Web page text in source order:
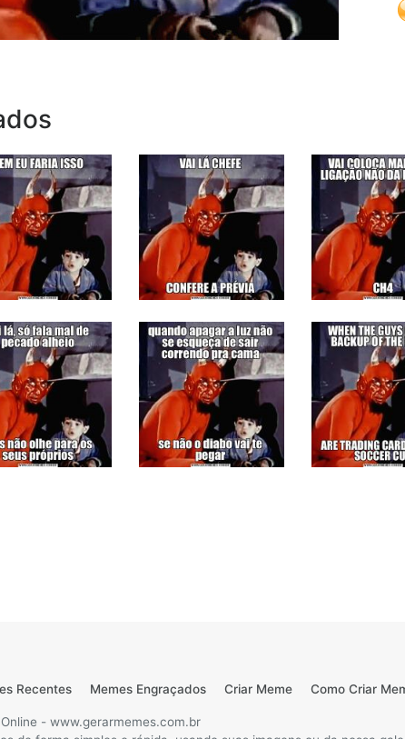
Recentes Memes Engraçados Criar Meme Como Criar
- www.gerarmemes.com.br